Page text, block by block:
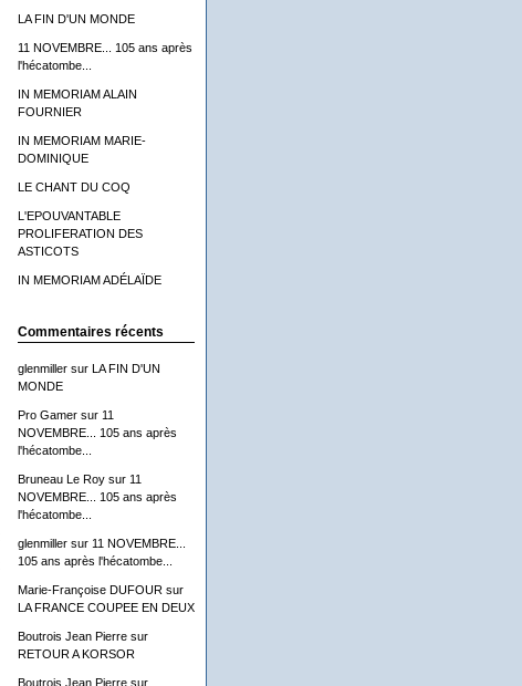
LA FIN D'UN MONDE
11 NOVEMBRE... 105 ans après
l'hécatombe...
IN MEMORIAM ALAIN
FOURNIER
IN MEMORIAM MARIE-
DOMINIQUE
LE CHANT DU COQ
L'EPOUVANTABLE
PROLIFERATION DES
ASTICOTS
IN MEMORIAM ADÉLAÏDE
Commentaires récents
glenmillersur LA FIN D'UN
MONDE
Pro Gamersur 11
NOVEMBRE... 105 ans après
l'hécatombe...
Bruneau Le Roysur 11
NOVEMBRE... 105 ans après
l'hécatombe...
glenmillersur 11 NOVEMBRE...
105 ans après l'hécatombe...
Marie-Françoise DUFOURsur
LA FRANCE COUPEE EN DEUX
Boutrois Jean Pierresur
RETOUR A KORSOR
Boutrois Jean Pierresur